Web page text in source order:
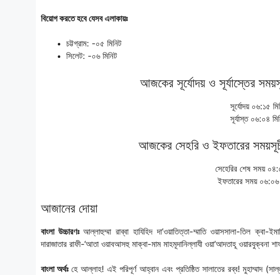
বিয়োগ করতে হবে যেসব এলাকায়ঃ
চট্টগ্রাম: -০৫ মিনিট
সিলেট: -০৬ মিনিট
আজকের সূর্যোদয় ও সূর্যাস্তের
সূর্যোদয় ০৬:১৫
সূর্যাস্ত ০৬:০৪
আজকের সেহরি ও ইফতারের
সেহেরির শেষ সময়
ইফতারের সময় ০৬:০৬
আজানের দোয়া
বাংলা উচ্চারণঃআল্লাহুম্মা রাব্বা হাযিহিদ দা’ওয়াতিত্তা-ম্মাতি ওয়াসসালা-তিল ক্বা-
দারাজাতার রাফী-‘আতা ওয়াবআসহু মাক্বা-মাম মাহমূদানিল্লাযী ওয়া’আদতাহূ
বাংলা অর্থঃহে আল্লাহ! এই পরিপূর্ণ আহ্বান এবং প্রতিষ্ঠিত সালাতের রব্ব! মুহাম্মাদ